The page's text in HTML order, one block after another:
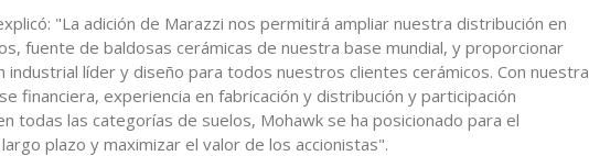
"La adición de Marazzi nos permitirá ampliar nuestra distribución en
fuente de baldosas cerámicas de nuestra base mundial, y proporcionar
industrial líder y diseño para todos nuestros clientes cerámicos. Con nuestra
financiera, experiencia en fabricación y distribución y participación
todas las categorías de suelos, Mohawk se ha posicionado para el
plazo y maximizar el valor de los accionistas".